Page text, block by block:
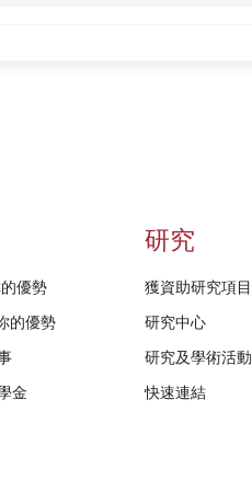
優勢
的優勢
金
研究
獲資助研究項目
研究中心
研究及學術活動
快速連結